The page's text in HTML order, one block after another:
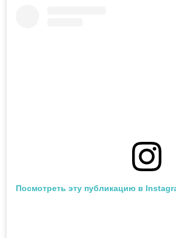
Посмотреть эту публикацию в